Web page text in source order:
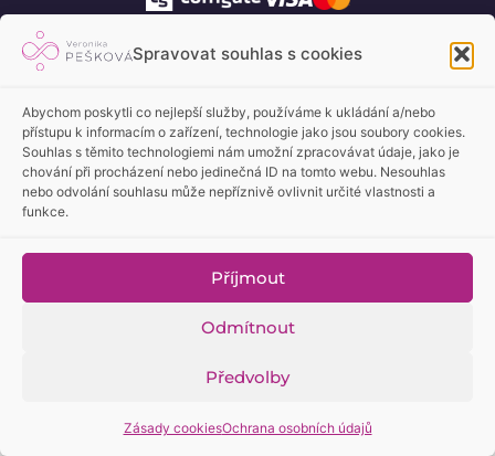
Spravovat souhlas s cookies
Abychom poskytli co nejlepší služby, používáme k ukládání a/nebo
přístupu k informacím o zařízení, technologie jako jsou soubory cookies.
Souhlas s těmito technologiemi nám umožní zpracovávat údaje, jako je
chování při procházení nebo jedinečná ID na tomto webu. Nesouhlas
nebo odvolání souhlasu může nepříznivě ovlivnit určité vlastnosti a
funkce.
Příjmout
Odmítnout
Předvolby
Zásady cookiesOchrana osobních údajů
© 2026 Veronika Pešková. Všechna práva vyhrazena.
Poskytované služby jsou psychologickým poradenstvím a nenahrazují